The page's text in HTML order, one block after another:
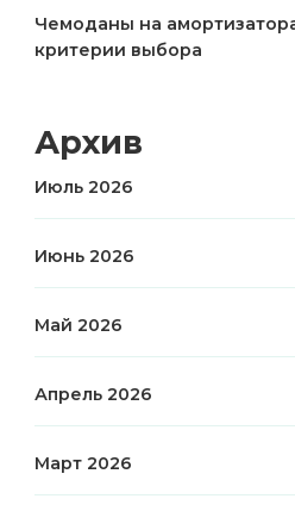
Чемоданы на
критерии выбора
Архив
Июль 2026
Июнь 2026
Май 2026
Апрель 2026
Март 2026